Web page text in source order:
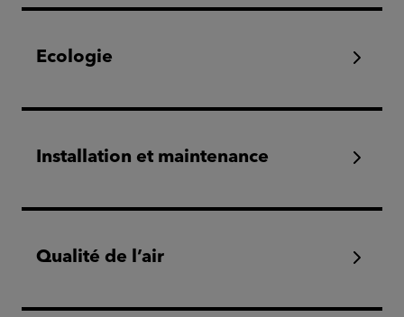
Ecologie
Installation et maintenance
Qualité de l’air